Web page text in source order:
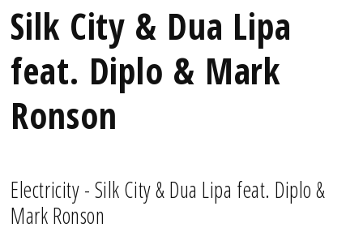
Silk City & Dua Lipa
feat. Diplo & Mark
Ronson
Electricity - Silk City & Dua Lipa feat. Diplo &
Mark Ronson